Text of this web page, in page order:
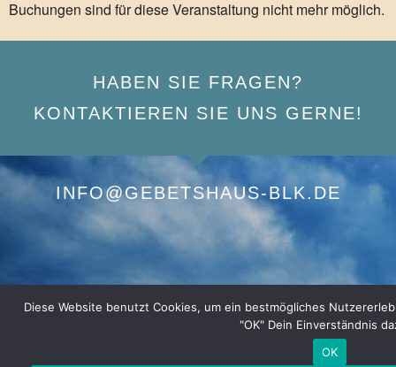
Buchungen sind für diese Veranstaltung nicht mehr möglich.
HABEN SIE FRAGEN?
KONTAKTIEREN SIE UNS GERNE!
INFO@GEBETSHAUS-BLK.DE
Diese Website benutzt Cookies, um ein bestmögliches
"OK" Dein Einverständnis
OK